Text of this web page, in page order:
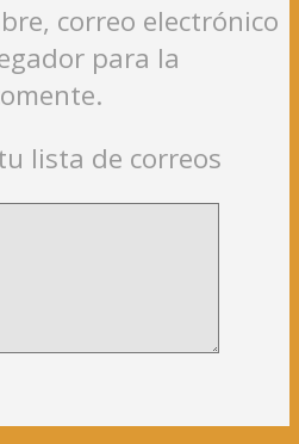
correo electrónico
para la
lista de correos